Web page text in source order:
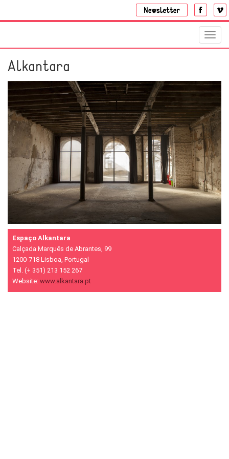
Alkantara
Espaço Alkantara
Calçada Marquês de Abrantes, 99
1200-718 Lisboa, Portugal
Tel. (+ 351) 213 152 267
Website: www.alkantara.pt